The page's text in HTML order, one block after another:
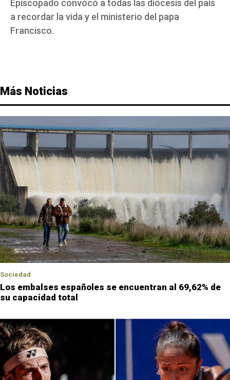
Episcopado convocó a todas las diócesis del país
a recordar la vida y el ministerio del papa
Francisco.
Más Noticias
Sociedad
Los embalses españoles se encuentran al 69,62% de
su capacidad total